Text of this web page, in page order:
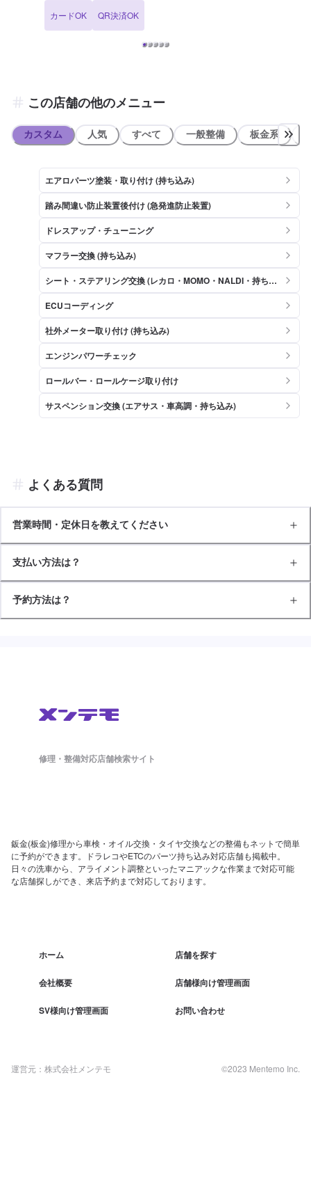
い自動車整備事業場国土交通省関東運輸局長表彰』工場として 安心と
安全のスタンスを崩すことなく、地域の発展に貢献していきたいと考
カードOK QR決済OK
この店舗の他のメニュー
カスタム 人気 すべて 一般整備 板金系
エアロパーツ塗装・取り付け (持ち込み)
踏み間違い防止装置後付け (急発進防止装置)
ドレスアップ・チューニング
マフラー交換 (持ち込み)
シート・ステアリング交換 (レカロ・MOMO・NALDI・持ち込
み)
ECUコーディング
社外メーター取り付け (持ち込み)
エンジンパワーチェック
ロールバー・ロールケージ取り付け
サスペンション交換 (エアサス・車高調・持ち込み)
よくある質問
営業時間・定休日を教えてください
支払い方法は？
予約方法は？
修理・整備対応店舗検索サイト
鈑金(板金)修理から車検・オイル交換・タイヤ交換などの整備もネットで簡単
に予約ができます。ドラレコやETCのパーツ持ち込み対応店舗も掲載中。
日々の洗車から、アライメント調整といったマニアックな作業まで対応可能
な店舗探しができ、来店予約まで対応しております。
ホーム 店舗を探す
会社概要 店舗様向け管理画面
SV様向け管理画面 お問い合わせ
運営元：株式会社メンテモ ©2023 Mentemo Inc.